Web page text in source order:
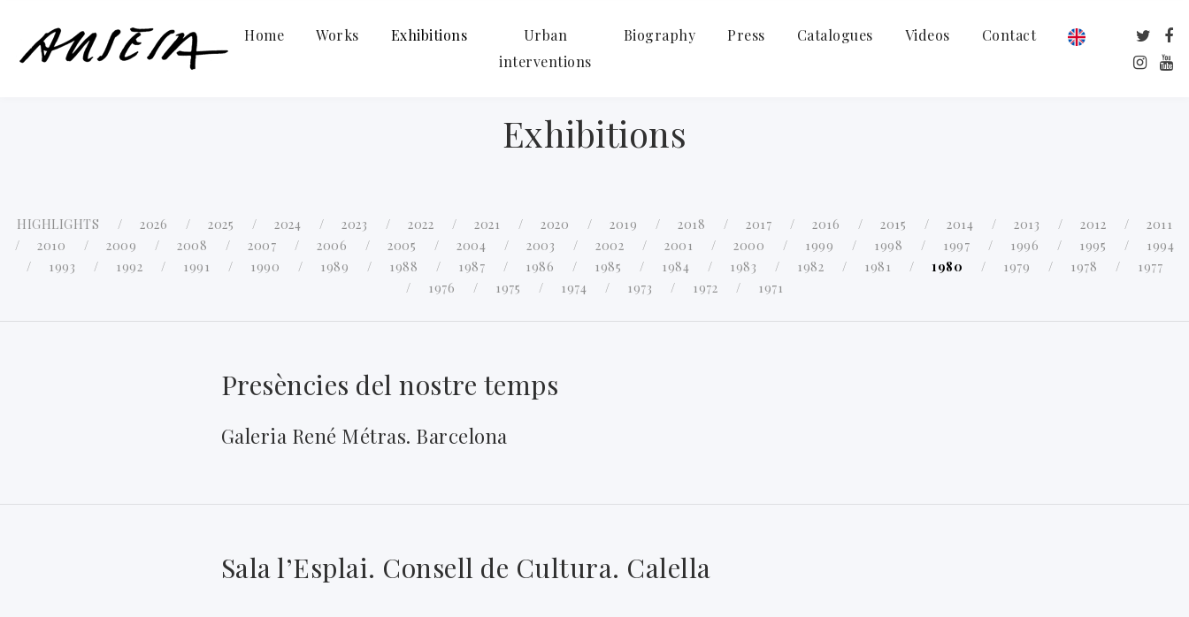
Home Works Exhibitions
Urban
interventions
Biography Press Catalogues Videos Contact
Exhibitions
HIGHLIGHTS 2026 2025 2024 2023 2022 2021 2020 2019 2018 2017 2016 2015 2014 2013 2012
2011
2010
2009 2008 2007 2006 2005 2004 2003 2002 2001 2000 1999 1998 1997 1996 1995
1994
1993
1992 1991 1990 1989 1988 1987 1986 1985 1984 1983 1982 1981 1980 1979 1978
1977
1976
1975 1974 1973 1972 1971
Presències del nostre temps
Galeria René Métras. Barcelona
Sala l’Esplai. Consell de Cultura. Calella